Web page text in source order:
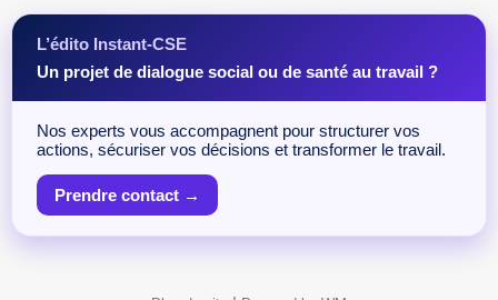
L’édito Instant-CSE
Un projet de dialogue social ou de santé au travail ?
Nos experts vous accompagnent pour structurer vos
actions, sécuriser vos décisions et transformer le travail.
Prendre contact →